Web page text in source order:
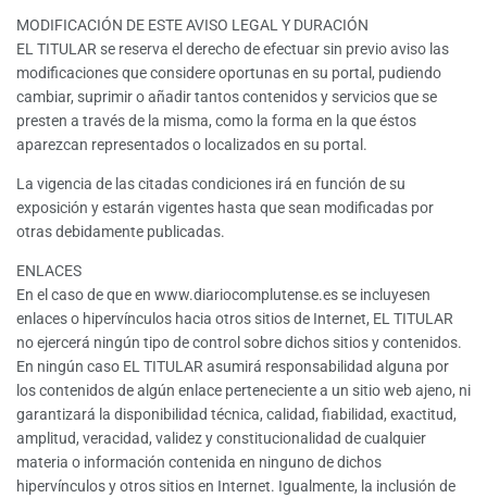
MODIFICACIÓN DE ESTE AVISO LEGAL Y DURACIÓN
EL TITULAR se reserva el derecho de efectuar sin previo aviso las
modificaciones que considere oportunas en su portal, pudiendo
cambiar, suprimir o añadir tantos contenidos y servicios que se
presten a través de la misma, como la forma en la que éstos
aparezcan representados o localizados en su portal.
La vigencia de las citadas condiciones irá en función de su
exposición y estarán vigentes hasta que sean modificadas por
otras debidamente publicadas.
ENLACES
En el caso de que en www.diariocomplutense.es se incluyesen
enlaces o hipervínculos hacia otros sitios de Internet, EL TITULAR
no ejercerá ningún tipo de control sobre dichos sitios y contenidos.
En ningún caso EL TITULAR asumirá responsabilidad alguna por
los contenidos de algún enlace perteneciente a un sitio web ajeno, ni
garantizará la disponibilidad técnica, calidad, fiabilidad, exactitud,
amplitud, veracidad, validez y constitucionalidad de cualquier
materia o información contenida en ninguno de dichos
hipervínculos y otros sitios en Internet. Igualmente, la inclusión de